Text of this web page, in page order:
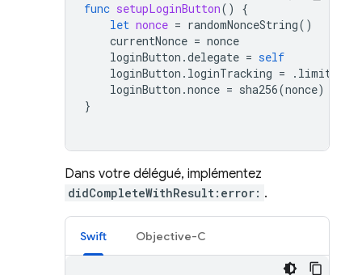
func setupLoginButton()
{
let nonce = randomNonceString()
currentNonce = nonce
loginButton .delegate = self
loginButton . loginTracking = . limited
loginButton .nonce = sha256(nonce)
}
Dans votre délégué, implémentez
didCompleteWithResult:error: .
Swift Objective-C